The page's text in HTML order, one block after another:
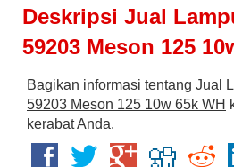
Deskripsi Jual
59203 Meson 125
Bagikan informasi tentang Jual
59203 Meson 125 10w 65k WH
kerabat Anda.